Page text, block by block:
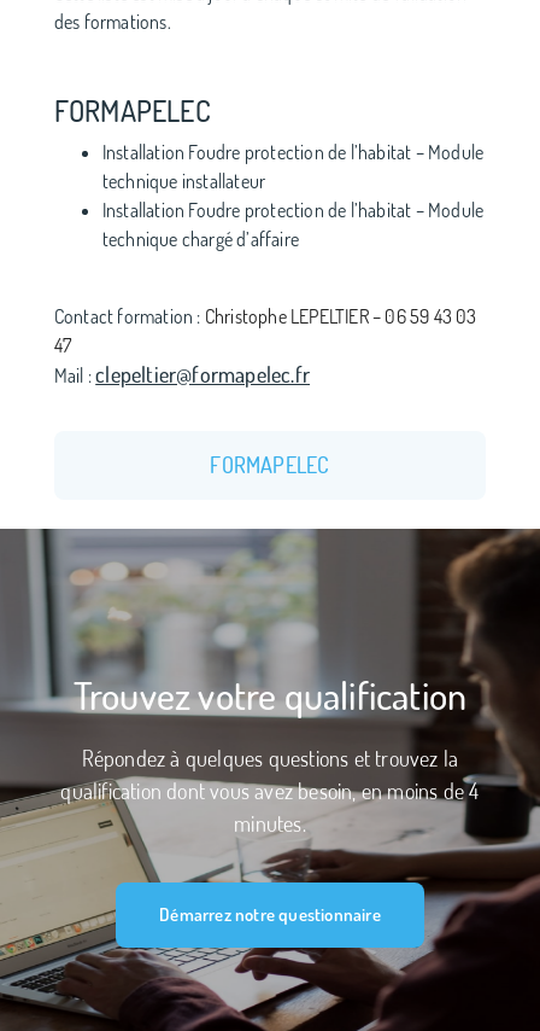
des formations.
FORMAPELEC
Installation Foudre protection de l’habitat – Module
technique installateur
Installation Foudre protection de l’habitat – Module
technique chargé d’affaire
Contact formation : Christophe LEPELTIER – 06 59 43 03
47
Mail :clepeltier@formapelec.fr
FORMAPELEC
Trouvez votre qualification
Répondez à quelques questions et trouvez la
qualification dont vous avez besoin, en moins de 4
minutes.
Démarrez notre questionnaire